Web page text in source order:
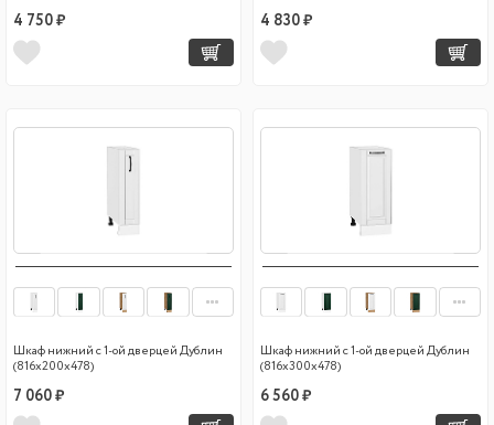
4 750 ₽ 4 830 ₽
Шкаф нижний с 1-ой дверцей Дублин
(816х200х478)
7 060 ₽
Шкаф нижний с 1-ой дверцей Дублин
(816х300х478)
6 560 ₽